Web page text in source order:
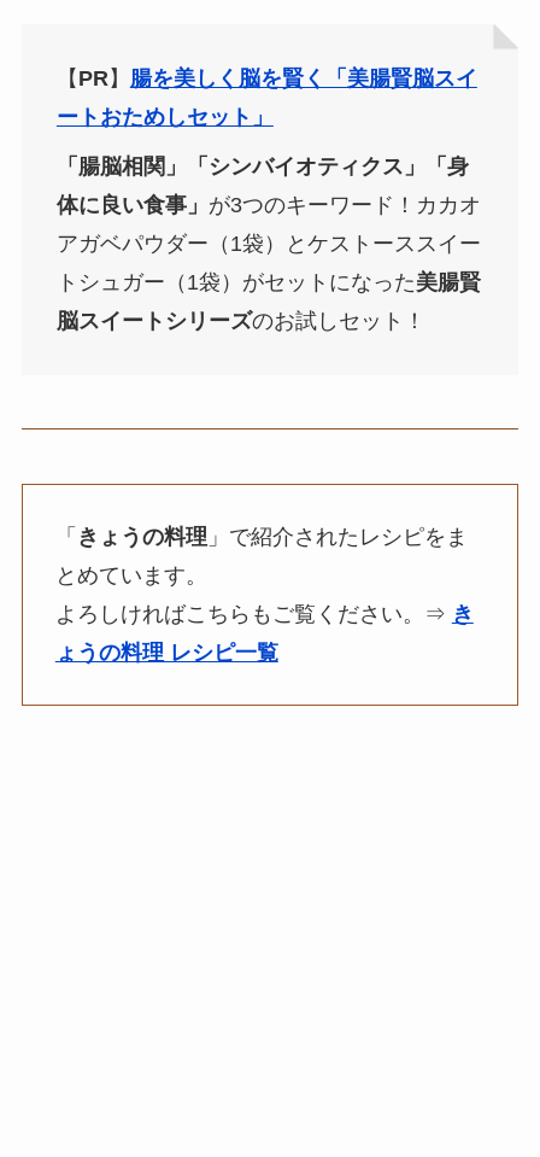
【 PR 】 腸を美しく脳を賢く「美腸賢脳スイ
ートおためしセット」
「腸脳相関」「シンバイオティクス」「身
体に良い食事」 が3つのキーワード！カカオ
アガベパウダー（1袋）とケストーススイー
トシュガー（1袋）がセットになった美腸賢
脳スイートシリーズのお試しセット！
「 きょうの料理 」で紹介されたレシピをま
とめています。
よろしければこちらもご覧ください。⇒ き
ょうの料理 レシピ一覧